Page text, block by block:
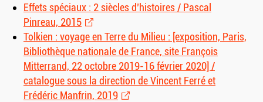
Effets spéciaux : 2 siècles d’histoires / Pascal
Pinreau, 2015
Tolkien : voyage en Terre du Milieu : [exposition, Paris,
Bibliothèque nationale de France, site François
Mitterrand, 22 octobre 2019-16 février 2020] /
catalogue sous la direction de Vincent Ferré et
Frédéric Manfrin, 2019